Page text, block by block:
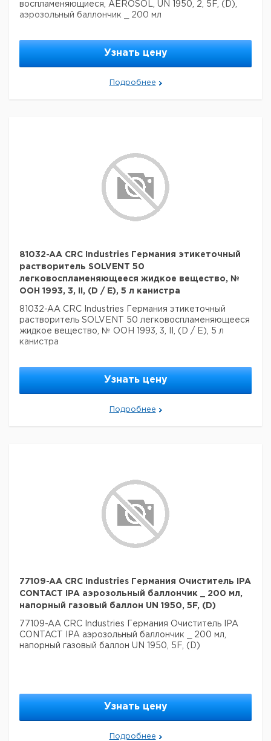
воспламеняющиеся, AEROSOL, UN 1950, 2, 5F, (D),
аэрозольный баллончик _ 200 мл
Узнать цену
Подробнее
81032-AA CRC Industries Германия этикеточный
растворитель SOLVENT 50
легковоспламеняющееся жидкое вещество, №
ООН 1993, 3, II, (D / E), 5 л канистра
81032-AA CRC Industries Германия этикеточный
растворитель SOLVENT 50 легковоспламеняющееся
жидкое вещество, № ООН 1993, 3, II, (D / E), 5 л
канистра
Узнать цену
Подробнее
77109-AA CRC Industries Германия Очиститель IPA
CONTACT IPA аэрозольный баллончик _ 200 мл,
напорный газовый баллон UN 1950, 5F, (D)
77109-AA CRC Industries Германия Очиститель IPA
CONTACT IPA аэрозольный баллончик _ 200 мл,
напорный газовый баллон UN 1950, 5F, (D)
Узнать цену
Подробнее